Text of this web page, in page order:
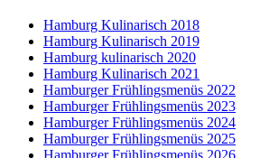
Hamburg Kulinarisch 2018
Hamburg Kulinarisch 2019
Hamburg kulinarisch 2020
Hamburg Kulinarisch 2021
Hamburger Frühlingsmenüs 2022
Hamburger Frühlingsmenüs 2023
Hamburger Frühlingsmenüs 2024
Hamburger Frühlingsmenüs 2025